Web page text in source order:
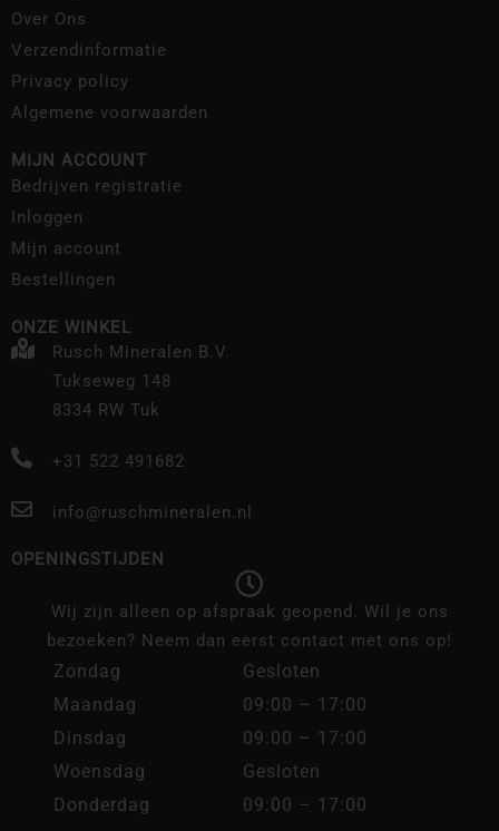
Over Ons
Verzendinformatie
Privacy policy
Algemene voorwaarden
MIJN ACCOUNT
Bedrijven registratie
Inloggen
Mijn account
Bestellingen
ONZE WINKEL
Rusch Mineralen B.V.
Tukseweg 148
8334 RW Tuk
+31 522 491682
info@ruschmineralen.nl
OPENINGSTIJDEN
Wij zijn alleen op afspraak geopend. Wil je ons
bezoeken? Neem dan eerst contact met ons op!
Zondag
Gesloten
Maandag
09:00 – 17:00
Dinsdag
09:00 – 17:00
Woensdag
Gesloten
Donderdag
09:00 – 17:00